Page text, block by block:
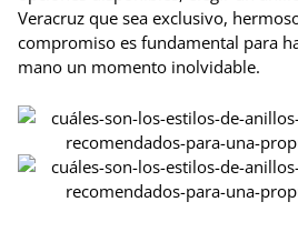
Veracruz que sea exclusivo,
compromiso es fundamental para
mano un momento inolvidable.